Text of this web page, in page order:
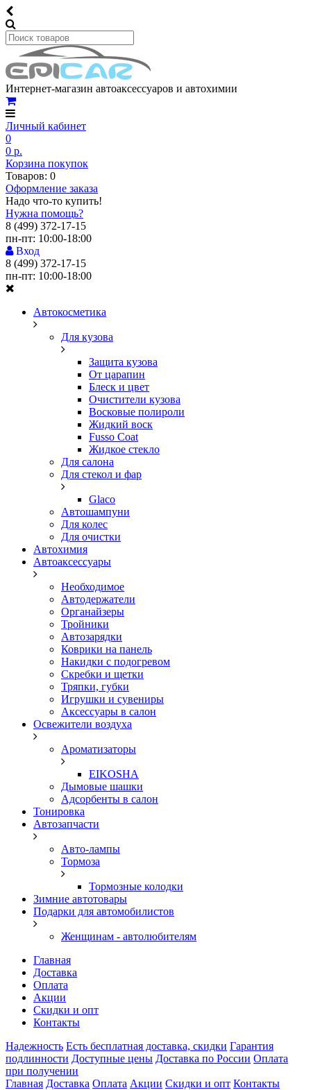
Интернет-магазин автоаксессуаров и автохимии
Личный кабинет
0
0 р.
Корзина покупок
Товаров: 0
Оформление заказа
Надо что-то купить!
Нужна помощь?
8 (499) 372-17-15
пн-пт: 10:00-18:00
Вход
8 (499) 372-17-15
пн-пт: 10:00-18:00
Автокосметика
Для кузова
Защита кузова
От царапин
Блеск и цвет
Очистители кузова
Восковые полироли
Жидкий воск
Fusso Coat
Жидкое стекло
Для салона
Для стекол и фар
Glaco
Автошампуни
Для колес
Для очистки
Автохимия
Автоаксессуары
Необходимое
Автодержатели
Органайзеры
Тройники
Автозарядки
Коврики на панель
Накидки с подогревом
Скребки и щетки
Тряпки, губки
Игрушки и сувениры
Аксессуары в салон
Освежители воздуха
Ароматизаторы
EIKOSHA
Дымовые шашки
Адсорбенты в салон
Тонировка
Автозапчасти
Авто-лампы
Тормоза
Тормозные колодки
Зимние автотовары
Подарки для автомобилистов
Женщинам - автолюбителям
Главная
Доставка
Оплата
Акции
Скидки и опт
Контакты
Надежность Есть бесплатная доставка, скидки Гарантия
подлинности Доступные цены Доставка по России Оплата
при получении
Главная Доставка Оплата Акции Скидки и опт Контакты